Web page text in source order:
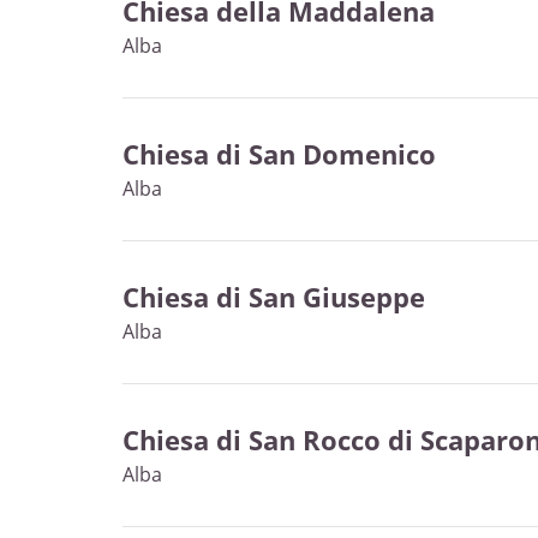
Chiesa della Maddalena
Alba
Chiesa di San Domenico
Alba
Chiesa di San Giuseppe
Alba
Chiesa di San Rocco di
Alba